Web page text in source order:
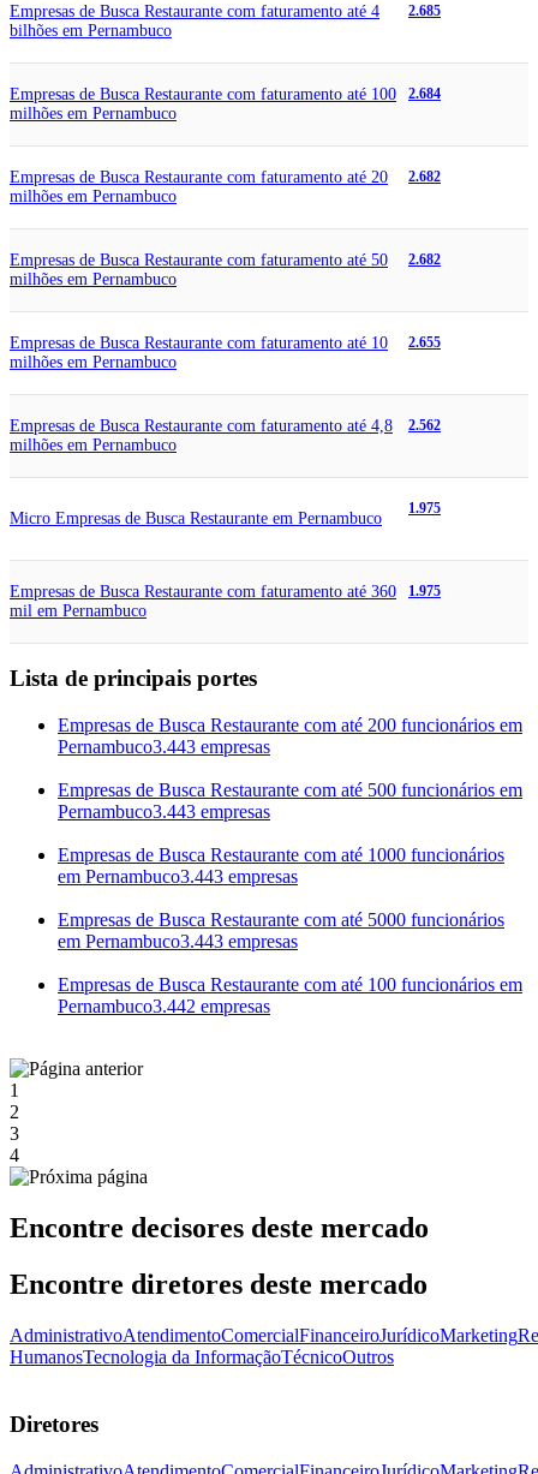
Empresas de Busca Restaurante com faturamento até 4
bilhões em Pernambuco
2.685
Empresas de Busca Restaurante com faturamento até 100
milhões em Pernambuco
2.684
Empresas de Busca Restaurante com faturamento até 20
milhões em Pernambuco
2.682
Empresas de Busca Restaurante com faturamento até 50
milhões em Pernambuco
2.682
Empresas de Busca Restaurante com faturamento até 10
milhões em Pernambuco
2.655
Empresas de Busca Restaurante com faturamento até 4,8
milhões em Pernambuco
2.562
Micro Empresas de Busca Restaurante em Pernambuco
1.975
Empresas de Busca Restaurante com faturamento até 360
mil em Pernambuco
1.975
Lista de principais portes
Empresas de Busca Restaurante com até 200 funcionários em
Pernambuco3.443 empresas
Empresas de Busca Restaurante com até 500 funcionários em
Pernambuco3.443 empresas
Empresas de Busca Restaurante com até 1000 funcionários
em Pernambuco3.443 empresas
Empresas de Busca Restaurante com até 5000 funcionários
em Pernambuco3.443 empresas
Empresas de Busca Restaurante com até 100 funcionários em
Pernambuco3.442 empresas
1
2
3
4
Encontre decisores deste mercado
Encontre diretores deste mercado
AdministrativoAtendimentoComercialFinanceiroJurídicoMarketing
HumanosTecnologia da InformaçãoTécnicoOutros
Diretores